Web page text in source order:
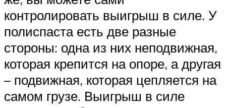
контролировать выигрыш в силе. У
полиспаста есть две разные
стороны: одна из них неподвижная,
которая крепится на опоре, а другая
– подвижная, которая цепляется на
самом грузе. Выигрыш в силе